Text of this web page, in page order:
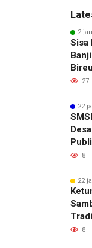
2
Sisa
27
22
8
22
8